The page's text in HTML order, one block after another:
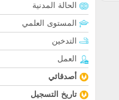
الحالة المدنية
المستوى العلمي
التدخين
العمل
أصدقائي
تاريخ التسجيل